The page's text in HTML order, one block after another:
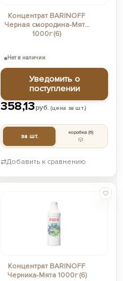
Концентрат BARINOFF
Черная смородина-Мята
1000г (6)
358,13руб.(цена за шт.)
за шт. коробка(6)
Нет в наличии
Уведомить о
поступлении
⇄Добавить к сравнению
Концентрат BARINOFF
Черника-Мята 1000г (6)